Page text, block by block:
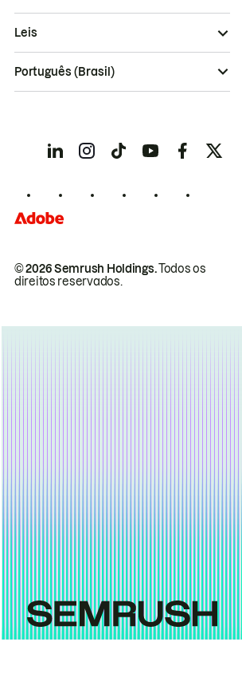
© 2026 Semrush Holdings.Todos os
direitos reservados.
Leis
Português (Brasil)